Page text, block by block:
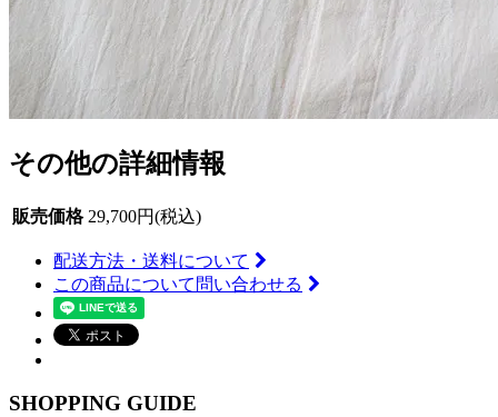
その他の詳細情報
販売価格 29,700円(税込)
配送方法・送料について
この商品について問い合わせる
SHOPPING GUIDE